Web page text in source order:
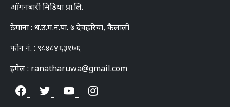
आँगनबारी मिडिया प्रा.लि.
ठेगाना : ध.उ.म.न.पा. ७ देवहरिया, कैलाली
फोन नं. : ९८४८४६३१७६
इमेल : ranatharuwa@gmail.com